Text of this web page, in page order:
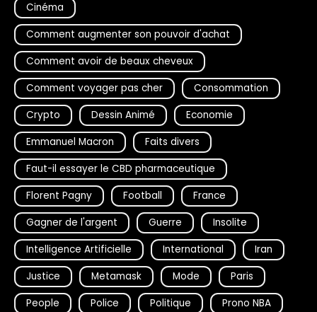
Cinéma
Comment augmenter son pouvoir d'achat
Comment avoir de beaux cheveux
Comment voyager pas cher
Consommation
Crypto
Dessin Animé
Economie
Emmanuel Macron
Faits divers
Faut-il essayer le CBD pharmaceutique
Florent Pagny
Football
France
Gagner de l'argent
Guerre
Insolite
Intelligence Artificielle
International
Iran
Justice
Metamask Mode
Paris
People
Police Politique Prono NBA